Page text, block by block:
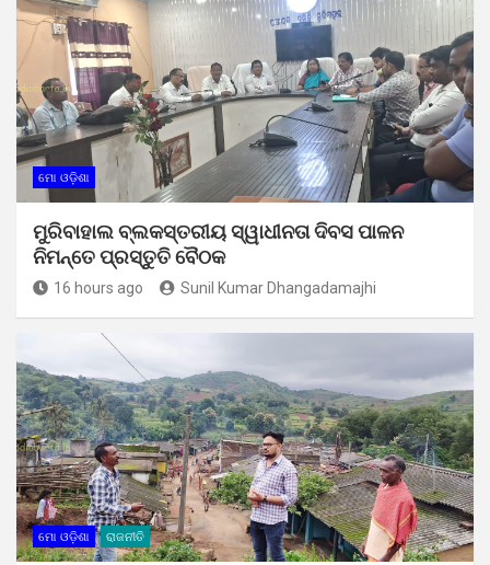
ମୋ ଓଡ଼ିଶା
ମୁରିବାହାଲ ବ୍ଲକସ୍ତରୀୟ ସ୍ୱାଧୀନତା ଦିବସ ପାଳନ
ନିମନ୍ତେ ପ୍ରସ୍ତୁତି ବୈଠକ
16 hours ago Sunil Kumar Dhangadamajhi
ମୋ ଓଡ଼ିଶା ରାଜନୀତି